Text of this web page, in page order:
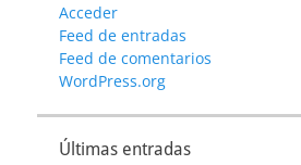
Acceder
Feed de entradas
Feed de comentarios
WordPress.org
Últimas entradas